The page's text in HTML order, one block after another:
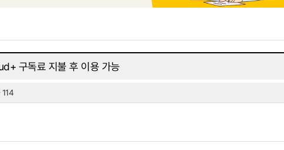
구독료 지불 후 이용 가능
114